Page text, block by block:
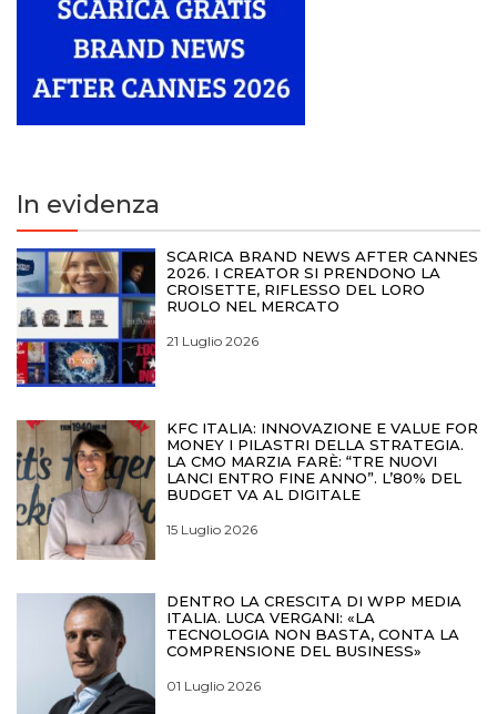
In evidenza
SCARICA BRAND NEWS AFTER CANNES
2026. I CREATOR SI PRENDONO LA
CROISETTE, RIFLESSO DEL LORO
RUOLO NEL MERCATO
21 Luglio 2026
KFC ITALIA: INNOVAZIONE E VALUE FOR
MONEY I PILASTRI DELLA STRATEGIA.
LA CMO MARZIA FARÈ: “TRE NUOVI
LANCI ENTRO FINE ANNO”. L’80% DEL
BUDGET VA AL DIGITALE
15 Luglio 2026
DENTRO LA CRESCITA DI WPP MEDIA
ITALIA. LUCA VERGANI: «LA
TECNOLOGIA NON BASTA, CONTA LA
COMPRENSIONE DEL BUSINESS»
01 Luglio 2026